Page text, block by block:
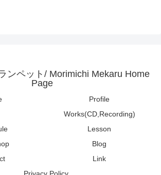
ンペット/ Morimichi Mekaru Home
Page
Profile
Works(CD,Recording)
Lesson
Blog
Link